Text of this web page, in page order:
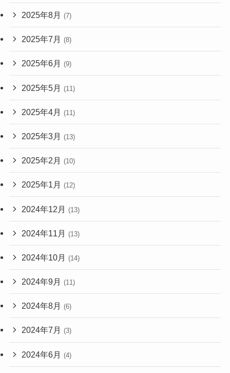
2025年8月 (7)
2025年7月 (8)
2025年6月 (9)
2025年5月 (11)
2025年4月 (11)
2025年3月 (13)
2025年2月 (10)
2025年1月 (12)
2024年12月 (13)
2024年11月 (13)
2024年10月 (14)
2024年9月 (11)
2024年8月 (6)
2024年7月 (3)
2024年6月 (4)